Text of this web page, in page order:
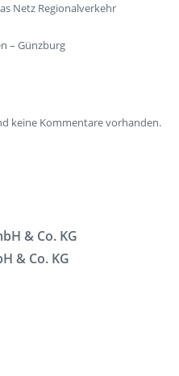
Netz Regionalverkehr
– Günzburg
keine Kommentare vorhanden.
& Co. KG
& Co. KG